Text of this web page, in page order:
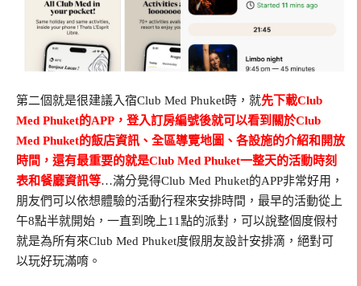
第二個就是很建議入宿Club Med Phuket時，就先下載Club
Med Phuket的APP，登入訂房編號後就可以看到關於Club
Med Phuket的飯店資訊、全區導覽地圖、各設施的介紹和開放
時間，還有最重要的就是Club Med Phuket一整天的活動時刻
表和餐廳資訊等…滿分覺得Club Med Phuket的APP非常好用，
朋友們可以依想體驗的活動行程來安排時間，最早的活動從上
午8點半就開始，一直到晚上11點的派對，可以說整個度假村
就是為所有來Club Med Phuket度假朋友設計安排滴，絕對可
以玩好玩滿唷。